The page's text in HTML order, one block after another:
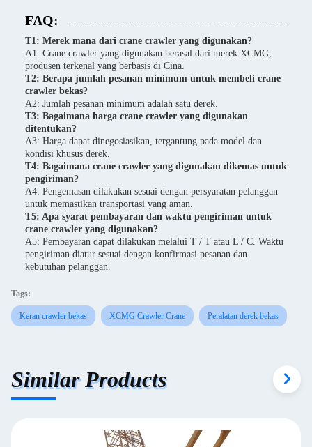
FAQ:
T1: Merek mana dari crane crawler yang digunakan?
A1: Crane crawler yang digunakan berasal dari merek XCMG,
produsen terkenal yang berbasis di Cina.
T2: Berapa jumlah pesanan minimum untuk membeli crane
crawler bekas?
A2: Jumlah pesanan minimum adalah satu derek.
T3: Bagaimana harga crane crawler yang digunakan
ditentukan?
A3: Harga dapat dinegosiasikan, tergantung pada model dan
kondisi khusus derek.
T4: Bagaimana crane crawler yang digunakan dikemas untuk
pengiriman?
A4: Pengemasan dilakukan sesuai dengan persyaratan pelanggan
untuk memastikan transportasi yang aman.
T5: Apa syarat pembayaran dan waktu pengiriman untuk
crane crawler yang digunakan?
A5: Pembayaran dapat dilakukan melalui T / T atau L / C. Waktu
pengiriman diatur sesuai dengan konfirmasi pesanan dan
kebutuhan pelanggan.
Tags:
Keran crawler bekas XCMG Crawler Crane Peralatan derek bekas
Similar Products